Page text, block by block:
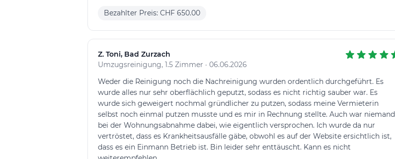
Bezahlter Preis: CHF 650.00
Z. Toni, Bad Zurzach
Umzugsreinigung, 1.5 Zimmer · 06.06.2026
Weder die Reinigung noch die Nachreinigung wurden ordentlich durchgeführt. Es
wurde alles nur sehr oberflächlich geputzt, sodass es nicht richtig sauber war. Es
wurde sich geweigert nochmal gründlicher zu putzen, sodass meine Vermieterin
selbst noch einmal putzen musste und es mir in Rechnung stellte. Auch war niemand
bei der Wohnungsabnahme dabei, wie eigentlich versprochen. Ich wurde da nur
vertröstet, dass es Krankheitsausfälle gäbe, obwohl es auf der Website ersichtlich ist,
dass es ein Einmann Betrieb ist. Bin leider sehr enttäuscht. Kann es nicht